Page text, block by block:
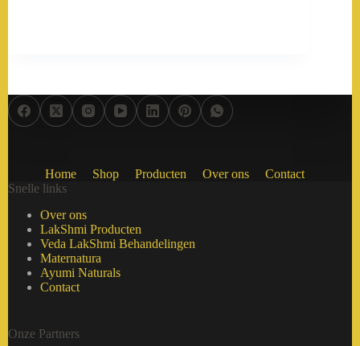
Home Shop Producten Over ons
Contact
Snelle links
Over ons
LakShmi Producten
Veda LakShmi Behandelingen
Maternatura
Ayumi Naturals
Contact
Onze Partners